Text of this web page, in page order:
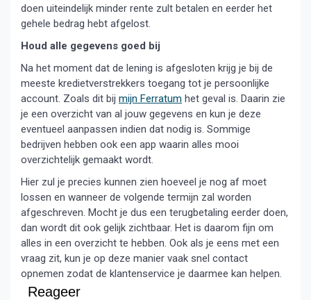
doen uiteindelijk minder rente zult betalen en eerder het
gehele bedrag hebt afgelost.
Houd alle gegevens goed bij
Na het moment dat de lening is afgesloten krijg je bij de
meeste kredietverstrekkers toegang tot je persoonlijke
account. Zoals dit bij mijn Ferratum het geval is. Daarin zie
je een overzicht van al jouw gegevens en kun je deze
eventueel aanpassen indien dat nodig is. Sommige
bedrijven hebben ook een app waarin alles mooi
overzichtelijk gemaakt wordt.
Hier zul je precies kunnen zien hoeveel je nog af moet
lossen en wanneer de volgende termijn zal worden
afgeschreven. Mocht je dus een terugbetaling eerder doen,
dan wordt dit ook gelijk zichtbaar. Het is daarom fijn om
alles in een overzicht te hebben. Ook als je eens met een
vraag zit, kun je op deze manier vaak snel contact
opnemen zodat de klantenservice je daarmee kan helpen.
Reageer